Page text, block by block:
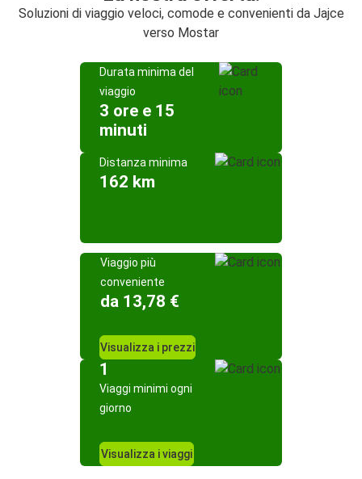
Soluzioni di viaggio veloci, comode e convenienti da Jajce
verso Mostar
Durata minima del
viaggio
3 ore e 15
minuti
Distanza minima
162 km
Viaggio più
conveniente
da 13,78 €
Visualizza i prezzi
1
Viaggi minimi ogni
giorno
Visualizza i viaggi